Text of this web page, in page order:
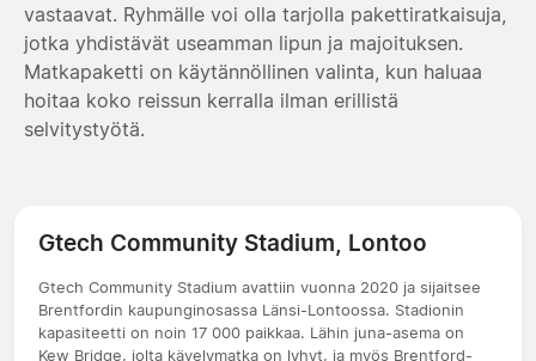
vastaavat. Ryhmälle voi olla tarjolla pakettiratkaisuja,
jotka yhdistävät useamman lipun ja majoituksen.
Matkapaketti on käytännöllinen valinta, kun haluaa
hoitaa koko reissun kerralla ilman erillistä
selvitystyötä.
Gtech Community Stadium, Lontoo
Gtech Community Stadium avattiin vuonna 2020 ja sijaitsee
Brentfordin kaupunginosassa Länsi-Lontoossa. Stadionin
kapasiteetti on noin 17 000 paikkaa. Lähin juna-asema on
Kew Bridge, jolta kävelymatka on lyhyt, ja myös Brentford-